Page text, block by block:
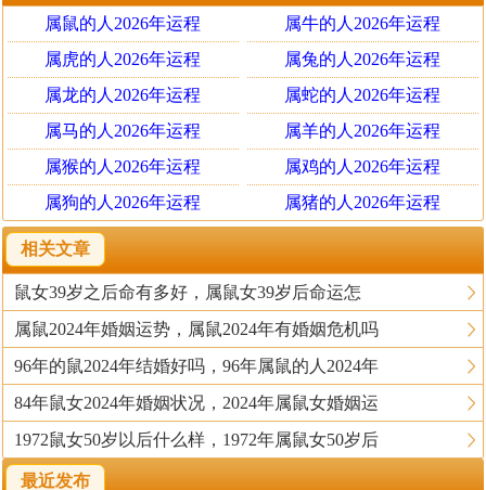
归禄带财。佘土又当仍分年年上禄马贵人方准。沙土埋金
诚不宜见，有火宜不吉。柱中逢金，沙蜡原未成器，海中
又未成器，彼此无益，故无火不宜。剑钗巳成器金相见有
助。妙选谓之脱体化神主贵，泊金亦好。如甲子见甲子乙
丑见乙丑同类相资，柱中喜见一寅，见戊寅谓之昆山片
玉，如甲子见乙丑谓之干支连珠，非得火炼不可，即子平
金神格之义也。
甲子海中金命理分析
甲子，从革之金，其气散，得戊申土，癸巳水相之，则
吉。戊申乃金临官之地，土者更旺于子，必能生成；癸巳
系金生于巳，水旺于子，纳音各有所归，又为朝元禄。忌
丁卯，丁酉，戊午之火，阎东叟云：甲子金为进神，禀沉
潜虚中之德，四时皆吉，入贵格，承旺气，则术业精微，
主夺魁之荣。注：甲子为从革之金，金气散漫，若得到戊
属鼠的人2026年运程
属牛的人2026年运程
属虎的人2026年运程
属兔的人2026年运程
属龙的人2026年运程
属蛇的人2026年运程
属马的人2026年运程
属羊的人2026年运程
属猴的人2026年运程
属鸡的人2026年运程
属狗的人2026年运程
属猪的人2026年运程
相关文章
鼠女39岁之后命有多好，属鼠女39岁后命运怎
属鼠2024年婚姻运势，属鼠2024年有婚姻危机吗
96年的鼠2024年结婚好吗，96年属鼠的人2024年
84年鼠女2024年婚姻状况，2024年属鼠女婚姻运
1972鼠女50岁以后什么样，1972年属鼠女50岁后
最近发布